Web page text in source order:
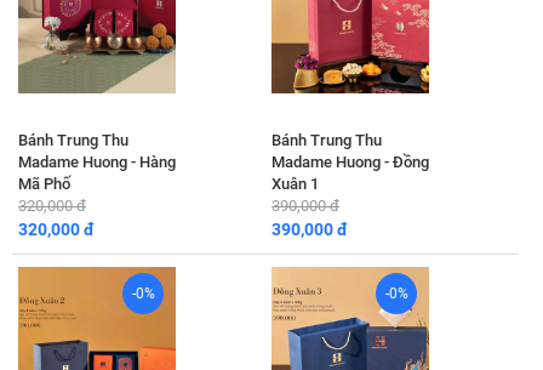
Bánh Trung Thu
Madame Huong - Hàng
Mã Phố
320,000 đ
320,000 đ
Bánh Trung Thu
Madame Huong - Đồng
Xuân 1
390,000 đ
390,000 đ
-0% -0%